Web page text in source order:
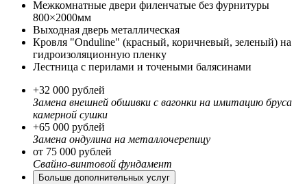
Межкомнатные двери филенчатые без фурнитуры
800×2000мм
Выходная дверь металлическая
Кровля "Onduline" (красный, коричневый, зеленый) на
гидроизоляционную пленку
Лестница с перилами и точеными балясинами
+32 000 рублей
Замена внешней обшивки с вагонки на имитацию бруса
камерной сушки
+65 000 рублей
Замена ондулина на металлочерепицу
от 75 000 рублей
Свайно-винтовой фундамент
Больше дополнительных услуг